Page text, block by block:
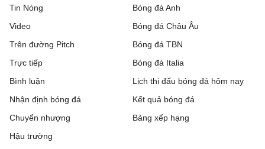
Tin Nóng
Video
Trên đường Pitch
Trực tiếp
Bóng đá Anh
Bóng đá Châu Âu
Bóng đá TBN
Bóng đá Italia
Bình luận
Nhận định bóng đá
Chuyển nhượng
Hậu trường
Lịch thi đấu bóng đá hôm nay
Kết quả bóng đá
Bảng xếp hạng